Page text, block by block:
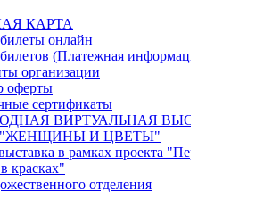
КАРТА
онлайн
(Платежная информация)
организации
оферты
сертификаты
ВИРТУАЛЬНАЯ ВЫСТАВКА
И ЦВЕТЫ"
в рамках проекта "Пермь - Циндао.
красках"
отделения